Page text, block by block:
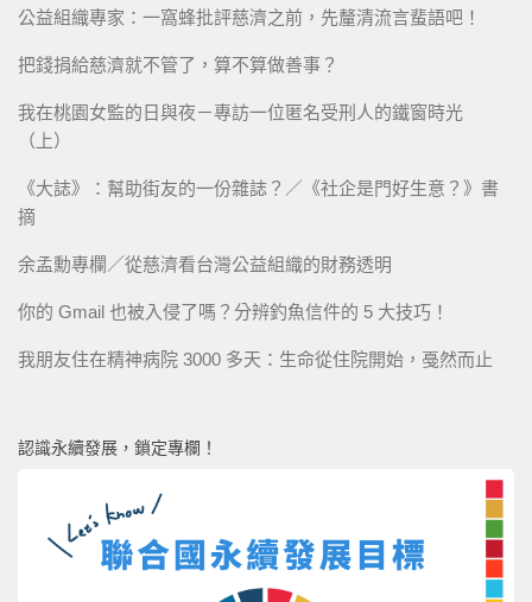
公益組織專家：一窩蜂批評慈濟之前，先釐清流言蜚語吧！
把錢捐給慈濟就不管了，算不算做善事？
我在桃園女監的日與夜－專訪一位匿名受刑人的鐵窗時光
（上）
《大誌》：幫助街友的一份雜誌？／《社企是門好生意？》書
摘
余孟勳專欄／從慈濟看台灣公益組織的財務透明
你的 Gmail 也被入侵了嗎？分辨釣魚信件的 5 大技巧！
我朋友住在精神病院 3000 多天：生命從住院開始，戞然而止
認識永續發展，鎖定專欄！